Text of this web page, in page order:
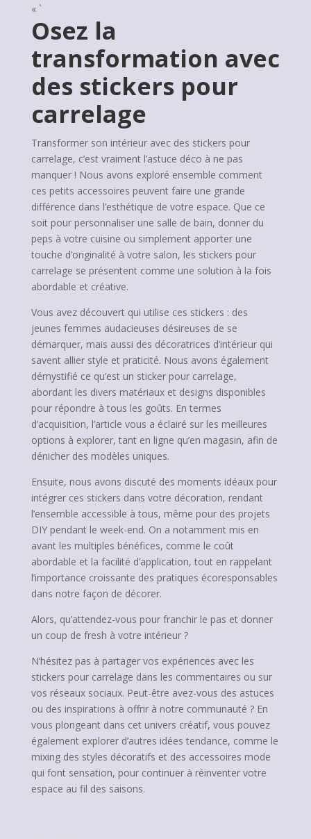
« `
Osez la
transformation avec
des stickers pour
carrelage
Transformer son intérieur avec des stickers pour
carrelage, c’est vraiment l’astuce déco à ne pas
manquer ! Nous avons exploré ensemble comment
ces petits accessoires peuvent faire une grande
différence dans l’esthétique de votre espace. Que ce
soit pour personnaliser une salle de bain, donner du
peps à votre cuisine ou simplement apporter une
touche d’originalité à votre salon, les stickers pour
carrelage se présentent comme une solution à la fois
abordable et créative.
Vous avez découvert qui utilise ces stickers : des
jeunes femmes audacieuses désireuses de se
démarquer, mais aussi des décoratrices d’intérieur qui
savent allier style et praticité. Nous avons également
démystifié ce qu’est un sticker pour carrelage,
abordant les divers matériaux et designs disponibles
pour répondre à tous les goûts. En termes
d’acquisition, l’article vous a éclairé sur les meilleures
options à explorer, tant en ligne qu’en magasin, afin de
dénicher des modèles uniques.
Ensuite, nous avons discuté des moments idéaux pour
intégrer ces stickers dans votre décoration, rendant
l’ensemble accessible à tous, même pour des projets
DIY pendant le week-end. On a notamment mis en
avant les multiples bénéfices, comme le coût
abordable et la facilité d’application, tout en rappelant
l’importance croissante des pratiques écoresponsables
dans notre façon de décorer.
Alors, qu’attendez-vous pour franchir le pas et donner
un coup de fresh à votre intérieur ?
N’hésitez pas à partager vos expériences avec les
stickers pour carrelage dans les commentaires ou sur
vos réseaux sociaux. Peut-être avez-vous des astuces
ou des inspirations à offrir à notre communauté ? En
vous plongeant dans cet univers créatif, vous pouvez
également explorer d’autres idées tendance, comme le
mixing des styles décoratifs et des accessoires mode
qui font sensation, pour continuer à réinventer votre
espace au fil des saisons.